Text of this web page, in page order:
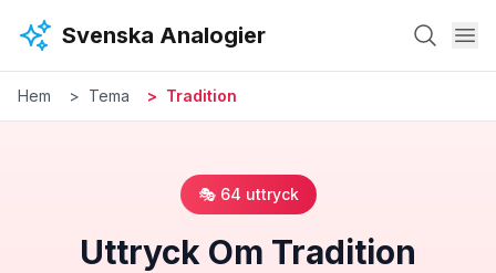
Svenska Analogier
Hem Tema Tradition
🎭 64 uttryck
Uttryck Om Tradition